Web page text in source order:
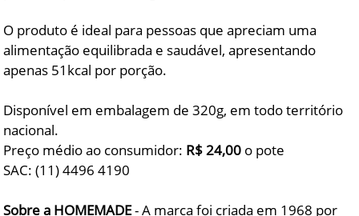
O produto é ideal para pessoas que apreciam uma
alimentação equilibrada e saudável, apresentando
apenas 51kcal por porção.
Disponível em embalagem de 320g, em todo território
nacional.
Preço médio ao consumidor: R$ 24,00 o pote
SAC: (11) 4496 4190
Sobre a HOMEMADE- A marca foi criada em 1968 por